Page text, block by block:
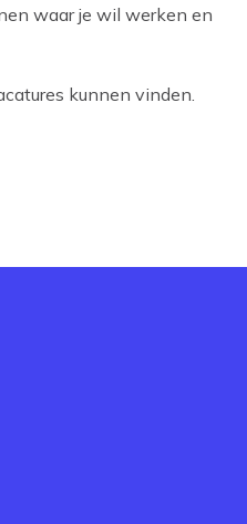
waar je wil werken en
kunnen vinden.